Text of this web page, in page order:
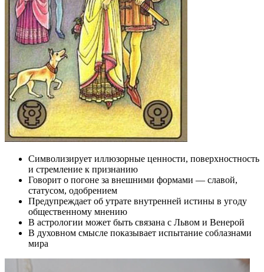
Символизирует иллюзорные ценности, поверхностность
и стремление к признанию
Говорит о погоне за внешними формами — славой,
статусом, одобрением
Предупреждает об утрате внутренней истины в угоду
общественному мнению
В астрологии может быть связана с Львом и Венерой
В духовном смысле показывает испытание соблазнами
мира